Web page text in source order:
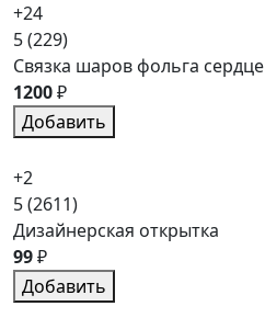
+24
5(229)
Связка шаров фольга сердце
1200₽
Добавить
+2
5(2611)
Дизайнерская открытка
99₽
Добавить